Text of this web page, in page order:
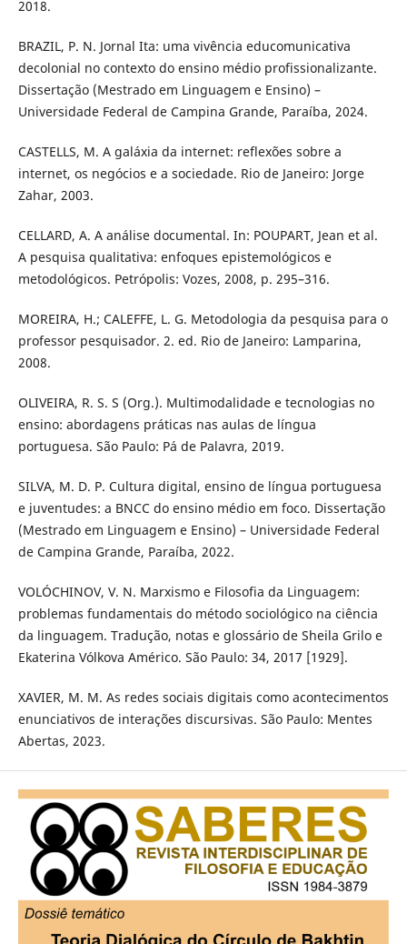
2018.
BRAZIL, P. N. Jornal Ita: uma vivência educomunicativa
decolonial no contexto do ensino médio profissionalizante.
Dissertação (Mestrado em Linguagem e Ensino) –
Universidade Federal de Campina Grande, Paraíba, 2024.
CASTELLS, M. A galáxia da internet: reflexões sobre a
internet, os negócios e a sociedade. Rio de Janeiro: Jorge
Zahar, 2003.
CELLARD, A. A análise documental. In: POUPART, Jean et al.
A pesquisa qualitativa: enfoques epistemológicos e
metodológicos. Petrópolis: Vozes, 2008, p. 295–316.
MOREIRA, H.; CALEFFE, L. G. Metodologia da pesquisa para o
professor pesquisador. 2. ed. Rio de Janeiro: Lamparina,
2008.
OLIVEIRA, R. S. S (Org.). Multimodalidade e tecnologias no
ensino: abordagens práticas nas aulas de língua
portuguesa. São Paulo: Pá de Palavra, 2019.
SILVA, M. D. P. Cultura digital, ensino de língua portuguesa
e juventudes: a BNCC do ensino médio em foco. Dissertação
(Mestrado em Linguagem e Ensino) – Universidade Federal
de Campina Grande, Paraíba, 2022.
VOLÓCHINOV, V. N. Marxismo e Filosofia da Linguagem:
problemas fundamentais do método sociológico na ciência
da linguagem. Tradução, notas e glossário de Sheila Grilo e
Ekaterina Vólkova Américo. São Paulo: 34, 2017 [1929].
XAVIER, M. M. As redes sociais digitais como acontecimentos
enunciativos de interações discursivas. São Paulo: Mentes
Abertas, 2023.